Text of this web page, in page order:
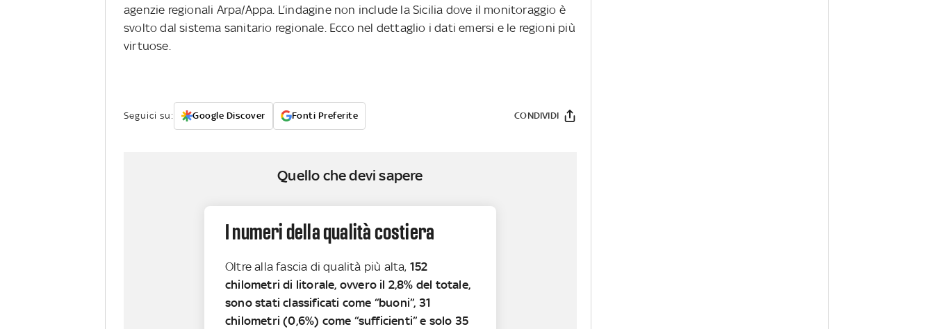
agenzie regionali Arpa/Appa. L’indagine non include la Sicilia dove il monitoraggio è
svolto dal sistema sanitario regionale. Ecco nel dettaglio i dati emersi e le regioni più
virtuose.
Seguici su: Google Discover Fonti Preferite CONDIVIDI
Quello che devi sapere
I numeri della qualità costiera
Oltre alla fascia di qualità più alta, 152
chilometri di litorale, ovvero il 2,8% del totale,
sono stati classificati come “buoni”, 31
chilometri (0,6%) come “sufficienti” e solo 35